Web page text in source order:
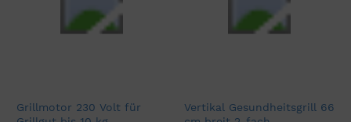
Grillmotor 230 Volt für
Vertikal Gesundheitsgrill 66